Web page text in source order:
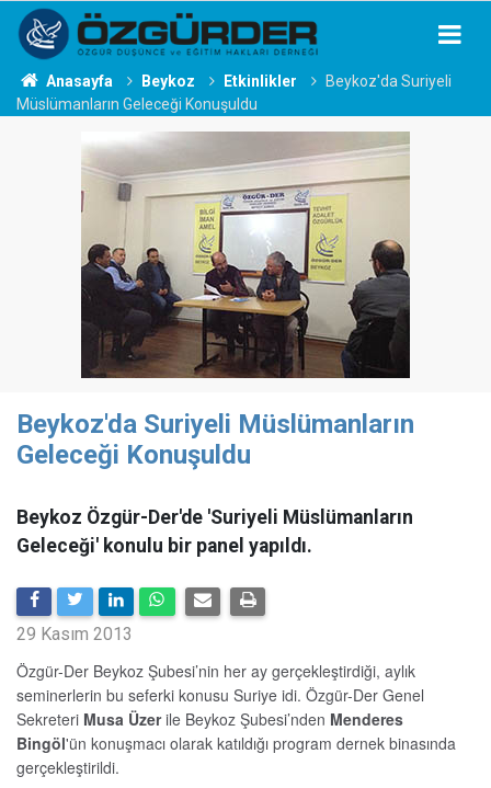
Anasayfa Beykoz Etkinlikler
Beykoz'da Suriyeli
Müslümanların Geleceği Konuşuldu
Beykoz'da Suriyeli Müslümanların
Geleceği Konuşuldu
Beykoz Özgür-Der'de 'Suriyeli Müslümanların
Geleceği' konulu bir panel yapıldı.
29 Kasım 2013
Özgür-Der Beykoz Şubesi’nin her ay gerçekleştirdiği, aylık
seminerlerin bu seferki konusu Suriye idi. Özgür-Der Genel
Sekreteri Musa Üzerile Beykoz Şubesi’nden Menderes
Bingöl'ün konuşmacı olarak katıldığı program dernek binasında
gerçekleştirildi.